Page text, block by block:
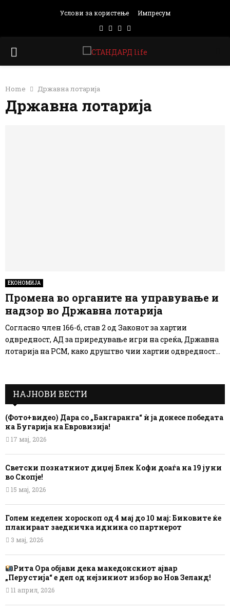
Услови за користење Импресум
Facebook
Instagram
Email
PRIMARY
Home Државна лотарија
Државна лотарија
ЕКОНОМИЈА
Промена во органите на управување и
надзор во Државна лотарија
Согласно член 166-б, став 2 од Законот за хартии
одвредност, АД за приредување игри на среќа, Државна
лотарија на РСМ, како друштво чии хартии одвредност...
НАЈНОВИ ВЕСТИ
(Фото+видео) Дара со „Бангаранга“ ѝ ја донесе победата
на Бугарија на Евровизија!
17 мај, 2026
Светски познатниот диџеј Блек Кофи доаѓа на 19 јуни
во Скопје!
15 мај, 2026
Голем неделен хороскоп од 4 мај до 10 мај: Биковите ќе
планираат заедничка иднина со партнерот
3 мај, 2026
Рита Ора објави дека македонскиот ајвар
„Перустија“ е дел од нејзиниот избор во Нов Зеланд!
11 април, 2026